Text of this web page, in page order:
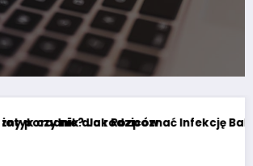
i Wirusową u Dzieci
Jak dbać o zdrowie kota: